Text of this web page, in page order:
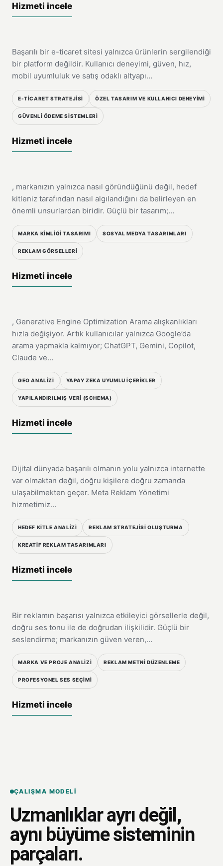
Hizmeti incele
04
E-Ticaret Çözümleri
Başarılı bir e-ticaret sitesi yalnızca ürünlerin sergilendiği
bir platform değildir. Kullanıcı deneyimi, güven, hız,
mobil uyumluluk ve satış odaklı altyapı…
E-TİCARET STRATEJİSİ ÖZEL TASARIM VE KULLANICI DENEYİMİ
GÜVENLİ ÖDEME SİSTEMLERİ
Hizmeti incele
05
Grafik Tasarım
, markanızın yalnızca nasıl göründüğünü değil, hedef
kitleniz tarafından nasıl algılandığını da belirleyen en
önemli unsurlardan biridir. Güçlü bir tasarım;…
MARKA KİMLİĞİ TASARIMI SOSYAL MEDYA TASARIMLARI
REKLAM GÖRSELLERİ
Hizmeti incele
06
Geo
, Generative Engine Optimization Arama alışkanlıkları
hızla değişiyor. Artık kullanıcılar yalnızca Google’da
arama yapmakla kalmıyor; ChatGPT, Gemini, Copilot,
Claude ve…
GEO ANALİZİ YAPAY ZEKA UYUMLU İÇERİKLER
YAPILANDIRILMIŞ VERİ (SCHEMA)
Hizmeti incele
07
Meta Reklamları
Dijital dünyada başarılı olmanın yolu yalnızca internette
var olmaktan değil, doğru kişilere doğru zamanda
ulaşabilmekten geçer. Meta Reklam Yönetimi
hizmetimiz…
HEDEF KITLE ANALIZI REKLAM STRATEJISI OLUŞTURMA
KREATIF REKLAM TASARIMLARI
Hizmeti incele
08
Reklam Seslendirme
Bir reklamın başarısı yalnızca etkileyici görsellerle değil,
doğru ses tonu ile de doğrudan ilişkilidir. Güçlü bir
seslendirme; markanızın güven veren,…
MARKA VE PROJE ANALIZI REKLAM METNI DÜZENLEME
PROFESYONEL SES SEÇIMI
Hizmeti incele
ÇALIŞMA MODELI
Uzmanlıklar ayrı değil,
aynı büyüme sisteminin
parçaları.